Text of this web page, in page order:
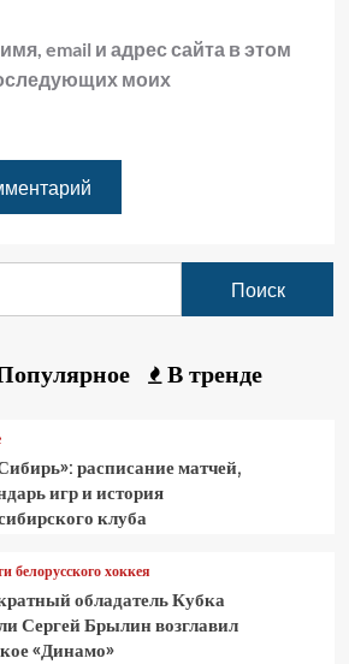
email и адрес сайта в этом
моих
В тренде
расписание матчей,
игр и история
клуба
белорусского хоккея
обладатель Кубка
Сергей Брылин возглавил
«Динамо»